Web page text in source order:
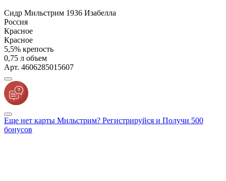
Сидр Мильстрим 1936 Изабелла
Россия
Красное
Красное
5,5% крепость
0,75 л объем
Арт. 4606285015607
Еще нет карты Мильстрим? Регистрируйся и Получи 500
бонусов